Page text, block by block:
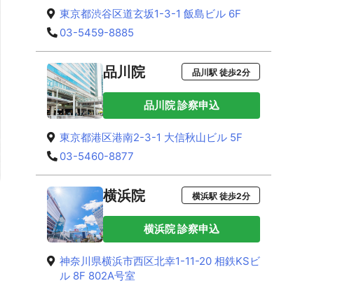
東京都渋谷区道玄坂1-3-1 飯島ビル 6F
03-5459-8885
品川院 品川駅 徒歩2分
品川院 診察申込
東京都港区港南2-3-1 大信秋山ビル 5F
03-5460-8877
横浜院 横浜駅 徒歩2分
横浜院 診察申込
神奈川県横浜市西区北幸1-11-20 相鉄KSビ
ル 8F 802A号室